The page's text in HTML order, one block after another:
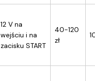
12 V na
wejściu i na
zacisku START
40-120
zł